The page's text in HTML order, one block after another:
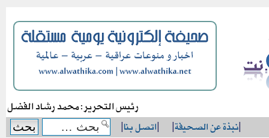
رئيس التحرير: محمد رشاد الفضل
|نبذة عن الصحيفة|
|اتصل بنا|